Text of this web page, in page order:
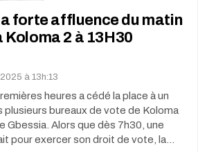
forte affluence du matin
Koloma 2 à 13H30
à 13h:13
heures a cédé la place à un
plusieurs bureaux de vote de Koloma
Gbessia. Alors que dès 7h30, une
pour exercer son droit de vote, la…